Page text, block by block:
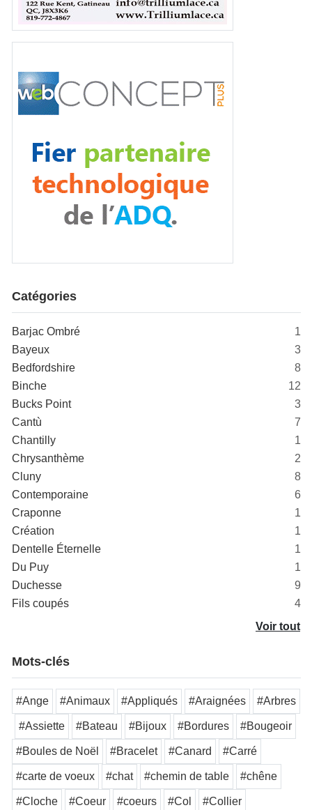
Catégories
Barjac Ombré
1
Bayeux
3
Bedfordshire
8
Binche
12
Bucks Point
3
Cantù
7
Chantilly
1
Chrysanthème
2
Cluny
8
Contemporaine
6
Craponne
1
Création
1
Dentelle Éternelle
1
Du Puy
1
Duchesse
9
Fils coupés
4
Voir tout
Mots-clés
#Ange #Animaux #Appliqués #Araignées #Arbres
#Assiette #Bateau #Bijoux #Bordures #Bougeoir
#Boules de Noël #Bracelet #Canard #Carré
#carte de voeux #chat #chemin de table #chêne
#Cloche #Coeur #coeurs #Col #Collier